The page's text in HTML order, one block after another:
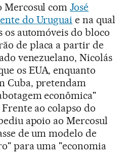
Mercosul comJosé
do Uruguai e na qual
os automóveis do bloco
de placa a partir de
venezuelano, Nicolás
os EUA, enquanto
Cuba, pretendam
econômica"
ao colapso do
apoio ao Mercosul
de um modelo de
para uma "economia